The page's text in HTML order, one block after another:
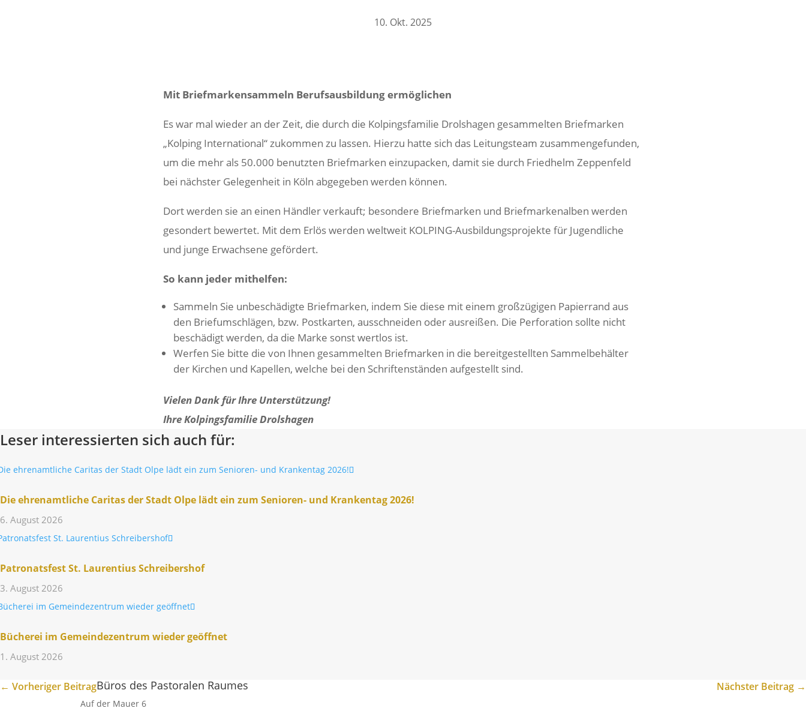
10. Okt. 2025
Mit Brief­mar­ken­sam­meln Berufs­aus­bil­dung ermöglichen
Es war mal wieder an der Zeit, die durch die Kolpings­fa­milie Drol­s­hagen gesam­melten Brief­marken
„Kolping Inter­na­tional“ zukommen zu lassen. Hierzu hatte sich das Leitungs­team zusam­men­ge­funden,
um die mehr als 50.000 benutzten Brief­marken einzu­pa­cken, damit sie durch Fried­helm Zeppe­n­feld
bei nächster Gele­gen­heit in Köln abge­geben werden können.
Dort werden sie an einen Händler verkauft; beson­dere Brief­marken und Brief­mar­ken­alben werden
geson­dert bewertet. Mit dem Erlös werden welt­weit KOLPING-Ausbil­dungs­pro­jekte für Jugend­liche
und junge Erwach­sene gefördert.
So kann jeder mithelfen:
Sammeln Sie unbe­schä­digte Brief­marken, indem Sie diese mit einem groß­zü­gigen Papier­rand aus
den Brief­um­schlägen, bzw. Post­karten, ausschneiden oder ausreißen. Die Perfo­ra­tion sollte nicht
beschä­digt werden, da die Marke sonst wertlos ist.
Werfen Sie bitte die von Ihnen gesam­melten Brief­marken in die bereit­ge­stellten Sammel­be­hälter
der Kirchen und Kapellen, welche bei den Schrif­ten­ständen aufge­stellt sind.
Vielen Dank für Ihre Unter­stüt­zung!
Ihre Kolpings­fa­milie Drolshagen
Leser interessierten sich auch für:
Die ehren­amt­liche Caritas der Stadt Olpe lädt ein zum Senioren- und Kran­kentag 2026!
6. August 2026
Patro­nats­fest St. Lauren­tius Schreibershof
3. August 2026
Bücherei im Gemein­de­zen­trum wieder geöffnet
1. August 2026
← Vorheriger Beitrag Nächster Beitrag →
Büros des Pastoralen Raumes
Auf der Mauer 6